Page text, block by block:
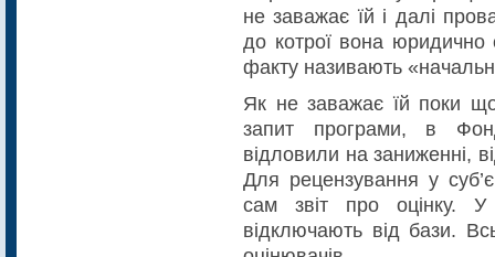
не заважає їй і далі
до котрої вона юридично
факту називають
Як не заважає їй поки
запит програми, в
відловили на заниженні,
Для рецензування у
сам звіт про оцінку. У
відключають від бази.